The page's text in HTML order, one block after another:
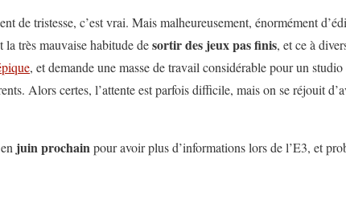
de tristesse, c’est vrai. Mais malheureusement, énormément
très mauvaise habitude desortir des jeux pas finis, et ce à
, et demande une masse de travail considérable pour un
Alors certes, l’attente est parfois difficile, mais on se réjouit
juin prochain pour avoir plus d’informations lors de l’E3, et